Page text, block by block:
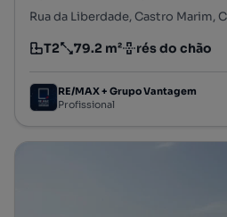
Rua da Liberdade, Castro Marim,
Tipologia
T2
Preço por metro quadrado
79.2 m²
Andar rés do chão
RE/MAX + Grupo Vantagem
Profissional